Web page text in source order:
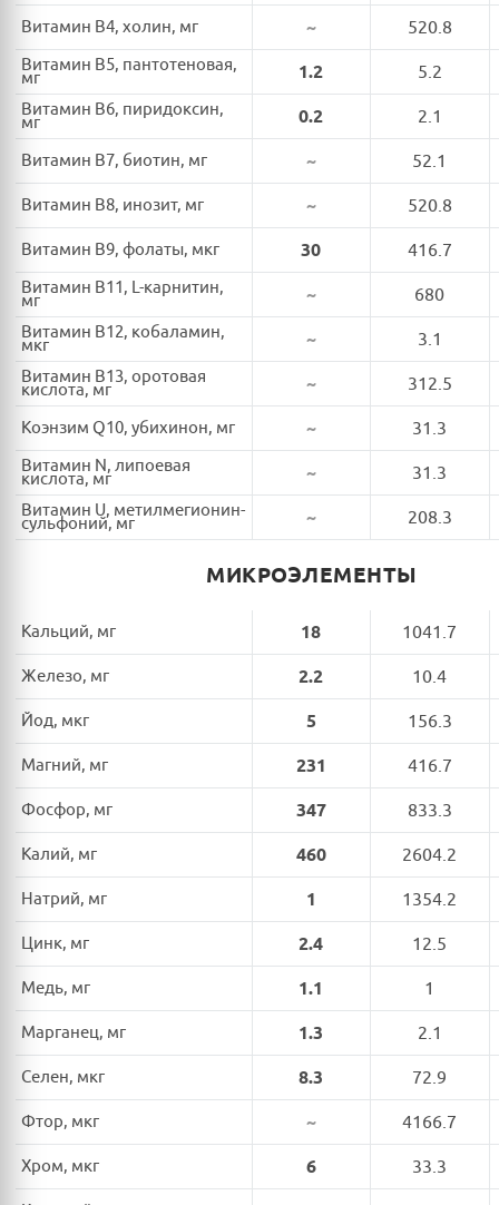
Витамин B4, холин, мг ~ 520.8
Витамин B5, пантотеновая,
мг 1.2 5.2
Витамин B6, пиридоксин,
мг 0.2 2.1
Витамин B7, биотин, мг ~ 52.1
Витамин B8, инозит, мг ~ 520.8
Витамин B9, фолаты, мкг 30 416.7
Витамин B11, L-карнитин,
мг ~ 680
Витамин B12, кобаламин,
мкг ~ 3.1
Витамин B13, оротовая
кислота, мг ~ 312.5
Коэнзим Q10, убихинон, мг ~ 31.3
Витамин N, липоевая
кислота, мг ~ 31.3
Витамин U, метилмегионин-
сульфоний, мг ~ 208.3
МИКРОЭЛЕМЕНТЫ
Кальций, мг 18 1041.7
Железо, мг 2.2 10.4
Йод, мкг 5 156.3
Магний, мг 231 416.7
Фосфор, мг 347 833.3
Калий, мг 460 2604.2
Натрий, мг 1 1354.2
Цинк, мг 2.4 12.5
Медь, мг 1.1 1
Марганец, мг 1.3 2.1
Селен, мкг 8.3 72.9
Фтор, мкг ~ 4166.7
Хром, мкг 6 33.3